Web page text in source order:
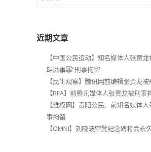
近期文章
【中国公民运动】知名媒体人张贾
衅滋事罪”刑事拘留
【民生观察】腾讯网前编辑张贾龙被
【RFA】前腾讯媒体人张贾龙被刑事
【维权网】贵阳公民、前知名媒体
事拘留
【OMNI】刘晓波空凳纪念碑将会永